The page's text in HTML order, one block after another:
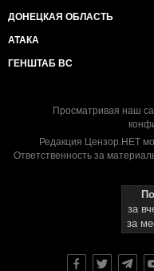
ДОНЕЦКАЯ ОБЛАСТЬ
АТАКА
ГЕНШТАБ ВС
Просматривая наш
Редакция Цензор.НЕТ
Ответственность за
за
за